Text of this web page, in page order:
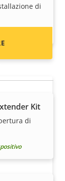
di
Kit
di
Axis.